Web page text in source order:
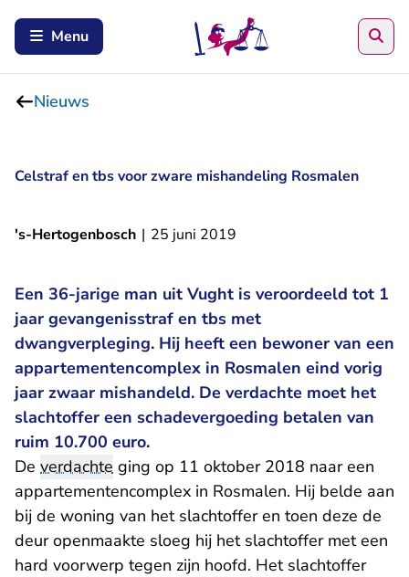
Menu
Nieuws
Celstraf en tbs voor zware mishandeling Rosmalen
's-Hertogenbosch | 25 juni 2019
Een 36-jarige man uit Vught is veroordeeld tot 1
jaar gevangenisstraf en tbs met
dwangverpleging. Hij heeft een bewoner van een
appartementencomplex in Rosmalen eind vorig
jaar zwaar mishandeld. De verdachte moet het
slachtoffer een schadevergoeding betalen van
ruim 10.700 euro.
De verdachte ging op 11 oktober 2018 naar een
appartementencomplex in Rosmalen. Hij belde aan
bij de woning van het slachtoffer en toen deze de
deur openmaakte sloeg hij het slachtoffer met een
hard voorwerp tegen zijn hoofd. Het slachtoffer